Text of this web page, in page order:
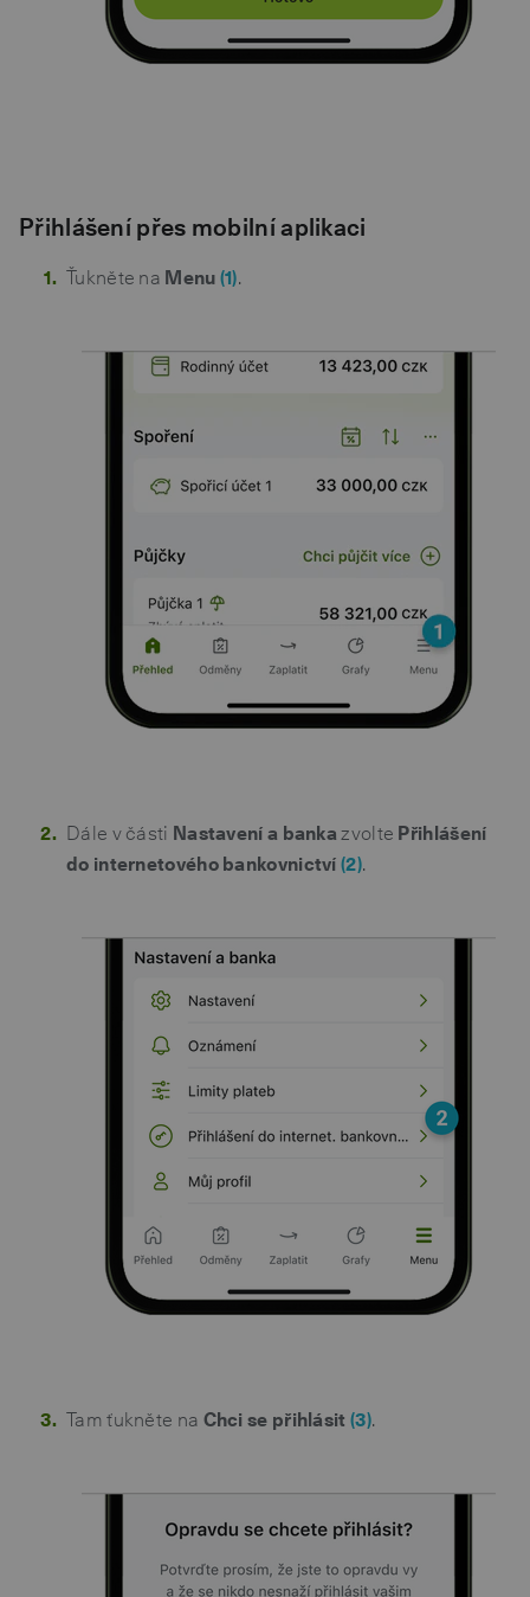
Přihlášení přes mobilní aplikaci
Ťukněte na Menu (1).
Dále v části Nastavení a bankazvolte Přihlášení
do internetového bankovnictví(2).
Tam ťukněte na Chci se přihlásit (3).